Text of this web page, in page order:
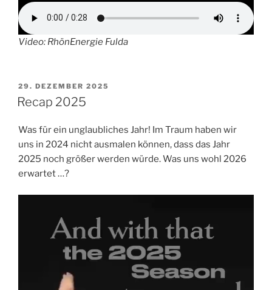
Video: RhönEnergie Fulda
VERÖFFENTLICHT
AM
29. DEZEMBER 2025
Recap 2025
Was für ein unglaubliches Jahr! Im Traum haben wir
uns in 2024 nicht ausmalen können, dass das Jahr
2025 noch größer werden würde. Was uns wohl 2026
erwartet …?